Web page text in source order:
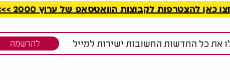
להצטרפות לקבוצות הוואטסאפ של ערוץ 2000 >>>
את כל החדשות החשובות ישירות למייל להרשמה